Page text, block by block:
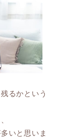
るかという
いと思いま